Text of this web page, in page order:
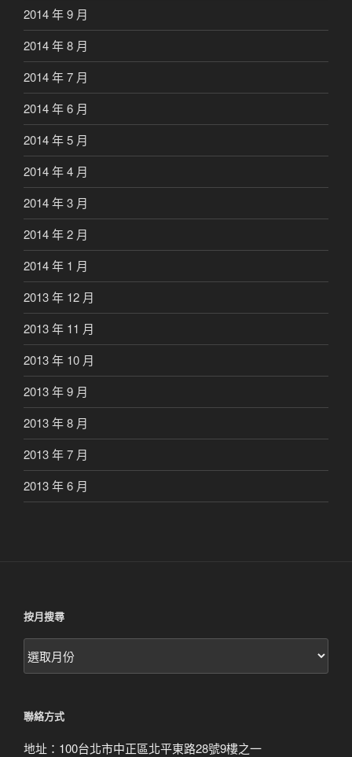
2014 年 9 月
2014 年 8 月
2014 年 7 月
2014 年 6 月
2014 年 5 月
2014 年 4 月
2014 年 3 月
2014 年 2 月
2014 年 1 月
2013 年 12 月
2013 年 11 月
2013 年 10 月
2013 年 9 月
2013 年 8 月
2013 年 7 月
2013 年 6 月
按月搜尋
按
月
聯絡方式
地址：100台北市中正區北平東路28號9樓之一